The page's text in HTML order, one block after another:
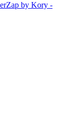
by Kory -